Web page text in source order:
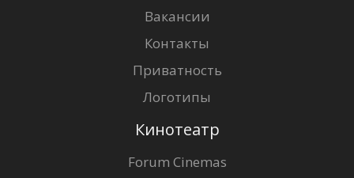
Вакансии
Контакты
Приватность
Логотипы
Кинотеатр
Forum Cinemas